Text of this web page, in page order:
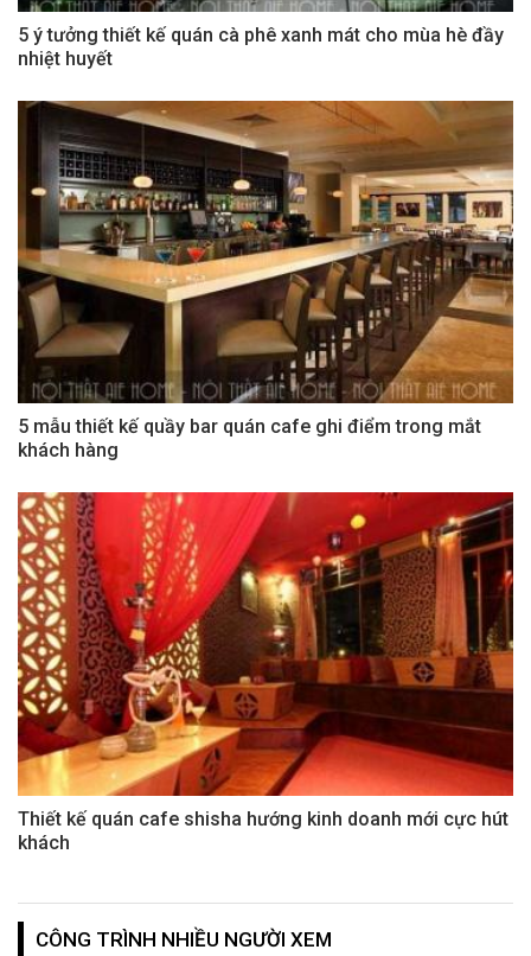
5 ý tưởng thiết kế quán cà phê xanh mát cho mùa hè đầy
nhiệt huyết
5 mẫu thiết kế quầy bar quán cafe ghi điểm trong mắt
khách hàng
Thiết kế quán cafe shisha hướng kinh doanh mới cực hút
khách
CÔNG TRÌNH NHIỀU NGƯỜI XEM